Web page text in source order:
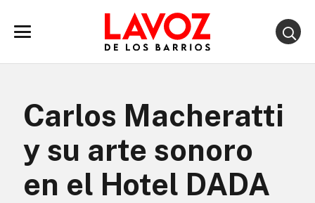
Carlos Macheratti
y su arte sonoro
en el Hotel DADA